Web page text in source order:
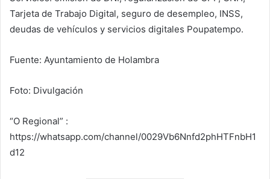
Tarjeta de Trabajo Digital, seguro de desempleo, INSS,
deudas de vehículos y servicios digitales Poupatempo.
Fuente: Ayuntamiento de Holambra
Foto: Divulgación
“O Regional” :
https://whatsapp.com/channel/0029Vb6Nnfd2phHTFnbH1
d12